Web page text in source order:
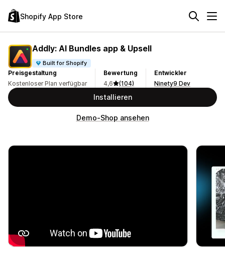
Shopify App Store
Addly: AI Bundles app & Upsell
Built for Shopify
Preisgestaltung
Kostenloser Plan verfügbar
Bewertung
4,6
(104)
Entwickler
Ninety9 Dev
Installieren
Demo-Shop ansehen